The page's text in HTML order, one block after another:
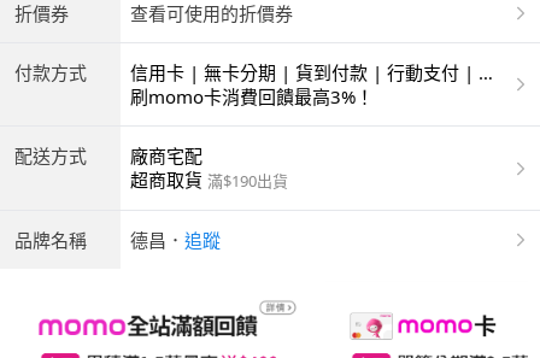
折價券 查看可使用的折價券
付款方式
信用卡 | 無卡分期 | 貨到付款 | 行動支付 | 超
商付款 | ATM | 銀聯卡
刷momo卡消費回饋最高3%！
配送方式
廠商宅配
超商取貨 滿$190出貨
品牌名稱 德昌 ． 追蹤